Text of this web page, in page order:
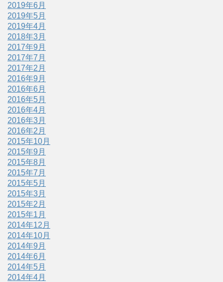
2019年6月
2019年5月
2019年4月
2018年3月
2017年9月
2017年7月
2017年2月
2016年9月
2016年6月
2016年5月
2016年4月
2016年3月
2016年2月
2015年10月
2015年9月
2015年8月
2015年7月
2015年5月
2015年3月
2015年2月
2015年1月
2014年12月
2014年10月
2014年9月
2014年6月
2014年5月
2014年4月